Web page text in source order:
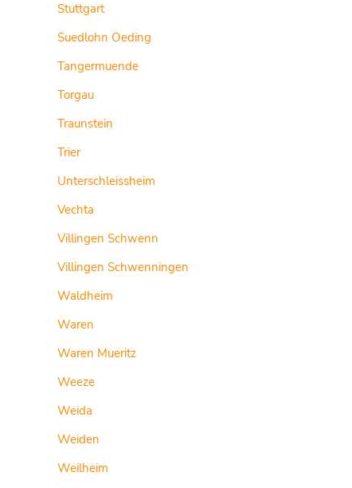
Stuttgart
Suedlohn Oeding
Tangermuende
Torgau
Traunstein
Trier
Unterschleissheim
Vechta
Villingen Schwenn
Villingen Schwenningen
Waldheim
Waren
Waren Mueritz
Weeze
Weida
Weiden
Weilheim